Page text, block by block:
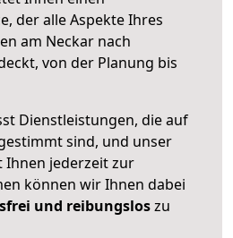
der alle Aspekte Ihres
am Neckar nach
von der Planung bis
Dienstleistungen, die auf
sind, und unser
Ihnen jederzeit zur
können wir Ihnen dabei
und reibungsloszu